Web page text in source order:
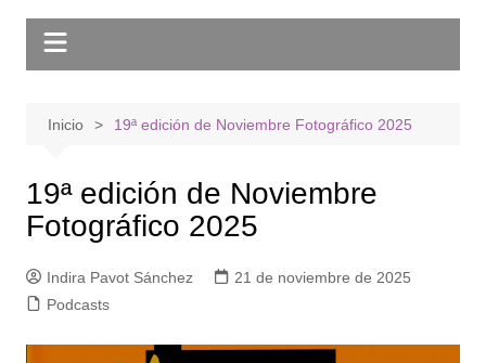
Inicio 19ª edición de Noviembre Fotográfico 2025
19ª edición de Noviembre
Fotográfico 2025
Indira Pavot Sánchez
21 de noviembre de 2025
Podcasts